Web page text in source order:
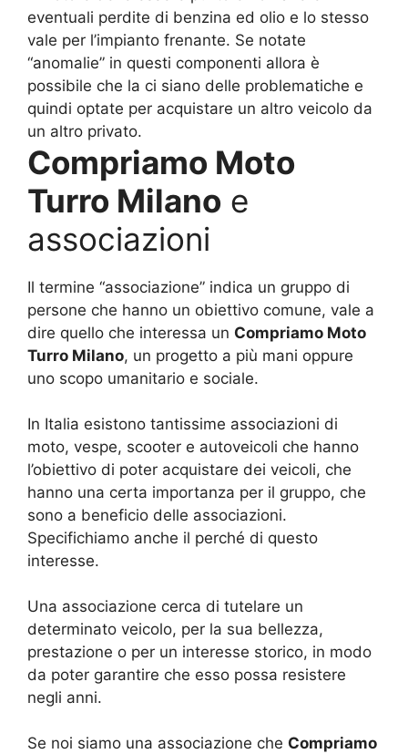
eventuali perdite di benzina ed olio e lo stesso
vale per l’impianto frenante. Se notate
“anomalie” in questi componenti allora è
possibile che la ci siano delle problematiche e
quindi optate per acquistare un altro veicolo da
un altro privato.
Compriamo Moto
Turro Milano e
associazioni
Il termine “associazione” indica un gruppo di
persone che hanno un obiettivo comune, vale a
dire quello che interessa un Compriamo Moto
Turro Milano, un progetto a più mani oppure
uno scopo umanitario e sociale.
In Italia esistono tantissime associazioni di
moto, vespe, scooter e autoveicoli che hanno
l’obiettivo di poter acquistare dei veicoli, che
hanno una certa importanza per il gruppo, che
sono a beneficio delle associazioni.
Specifichiamo anche il perché di questo
interesse.
Una associazione cerca di tutelare un
determinato veicolo, per la sua bellezza,
prestazione o per un interesse storico, in modo
da poter garantire che esso possa resistere
negli anni.
Se noi siamo una associazione che Compriamo